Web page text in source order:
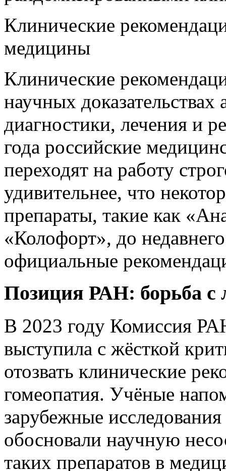
Клинические
медицины
Клинические
научных
диагностики, лечения и
года российские
переходят на работу
удивительнее, что
препараты, такие как
«Колофорт», до
официальные
Позиция РАН: борьба с
В 2023 году Комиссия
выступила с жёсткой
отозвать клинические
гомеопатия. Учёные
зарубежные
обосновали научную
таких препаратов в